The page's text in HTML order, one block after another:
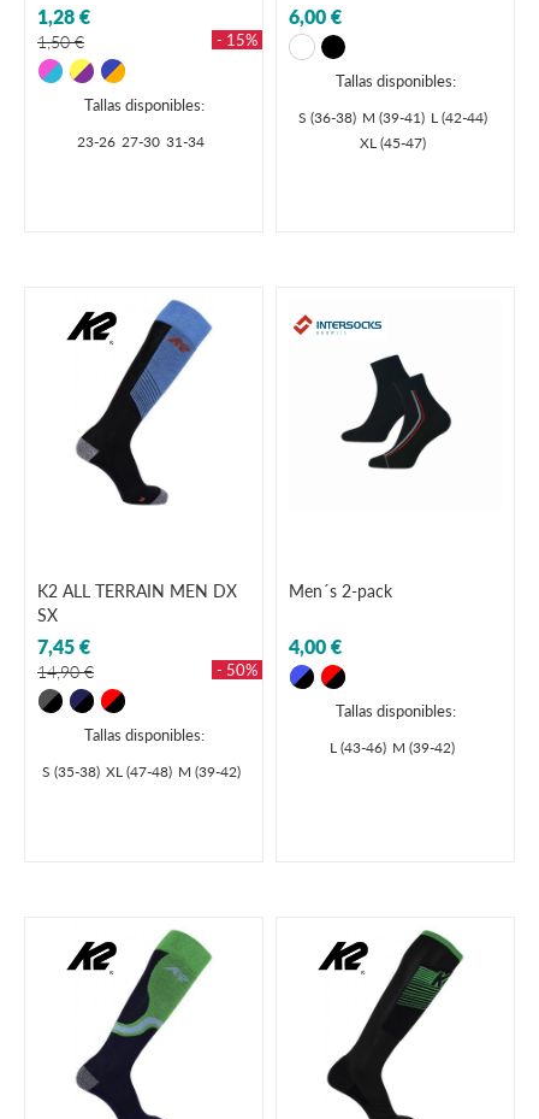
1,28 €
1,50 € - 15%
Tallas disponibles:
23-26 27-30 31-34
6,00 €
Tallas disponibles:
S (36-38) M (39-41) L (42-44)
XL (45-47)
K2 ALL TERRAIN MEN DX
SX
7,45 €
14,90 € - 50%
Tallas disponibles:
S (35-38) XL (47-48) M (39-42)
Men´s 2-pack
4,00 €
Tallas disponibles:
L (43-46) M (39-42)